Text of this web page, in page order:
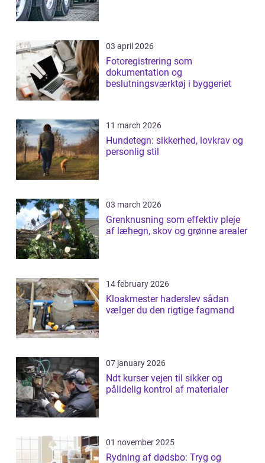
03 april 2026
Fotoregistrering som
dokumentation og
beslutningsværktøj i byggeriet
11 march 2026
Hundetegn: sikkerhed, lovkrav og
personlig stil
03 march 2026
Grenknusning som effektiv pleje
af læhegn, skov og grønne arealer
14 february 2026
Kloakmester haderslev sådan
vælger du den rigtige fagmand
07 january 2026
Ndt kurser vejen til sikker og
pålidelig kontrol af materialer
01 november 2025
Rydning af dødsbo: Tryg og